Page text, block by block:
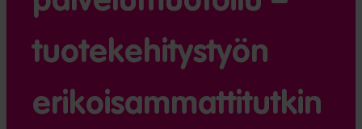
tuotekehitystyön
erikoisammattitutkin